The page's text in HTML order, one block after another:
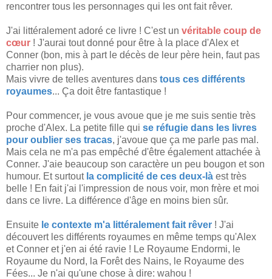
rencontrer tous les personnages qui les ont fait rêver.
J'ai littéralement adoré ce livre ! C'est un véritable coup de
cœur ! J'aurai tout donné pour être à la place d'Alex et
Conner (bon, mis à part le décès de leur père hein, faut pas
charrier non plus).
Mais vivre de telles aventures dans tous ces différents
royaumes... Ça doit être fantastique !
Pour commencer, je vous avoue que je me suis sentie très
proche d'Alex. La petite fille qui se réfugie dans les livres
pour oublier ses tracas, j'avoue que ça me parle pas mal.
Mais cela ne m'a pas empêché d'être également attachée à
Conner. J'aie beaucoup son caractère un peu bougon et son
humour. Et surtout la complicité de ces deux-là est très
belle ! En fait j'ai l'impression de nous voir, mon frère et moi
dans ce livre. La différence d'âge en moins bien sûr.
Ensuite le contexte m'a littéralement fait rêver ! J'ai
découvert les différents royaumes en même temps qu'Alex
et Conner et j'en ai été ravie ! Le Royaume Endormi, le
Royaume du Nord, la Forêt des Nains, le Royaume des
Fées... Je n'ai qu'une chose à dire: wahou !